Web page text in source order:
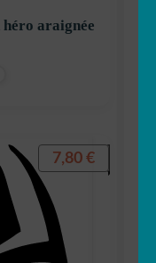
araignée
7,80 €